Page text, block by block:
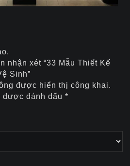
nhận xét “33 Mẫu Thiết Kế
Sinh”
được hiển thị công khai.
được đánh dấu *